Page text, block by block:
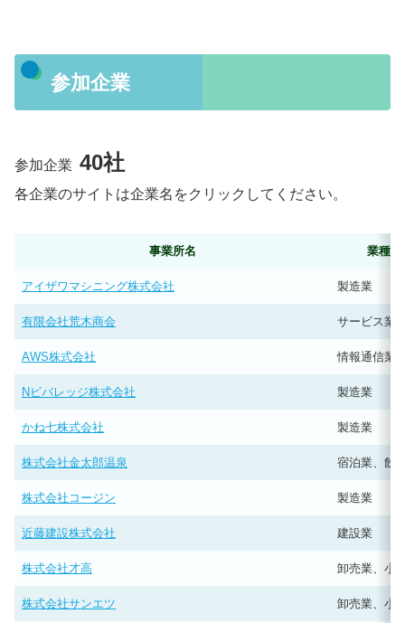
参加企業
参加企業 40社
各企業のサイトは企業名をクリックしてください。
事業所名 業種（
アイザワマシニング株式会社 製造業
有限会社荒木商会 サービス業
AWS株式会社 情報通信業
Nビバレッジ株式会社 製造業
かね七株式会社 製造業
株式会社金太郎温泉 宿泊業、飲
株式会社コージン 製造業
近藤建設株式会社 建設業
株式会社才高 卸売業、小
株式会社サンエツ 卸売業、小